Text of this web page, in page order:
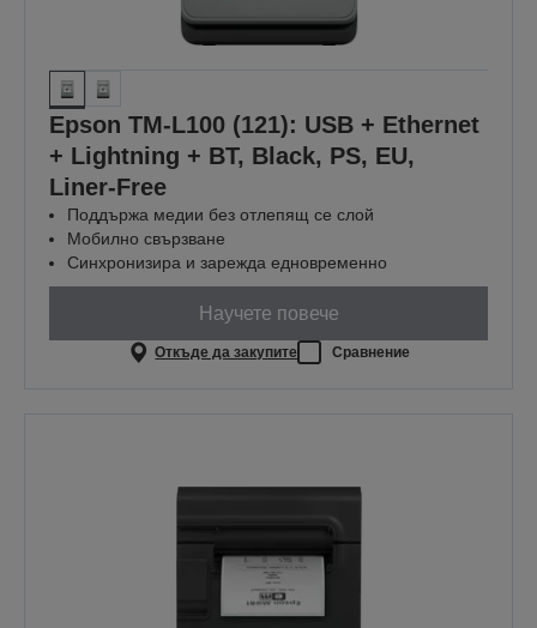
Epson TM-L100 (121): USB + Ethernet
+ Lightning + BT, Black, PS, EU,
Liner-Free
Поддържа медии без отлепящ се слой
Мобилно свързване
Синхронизира и зарежда едновременно
Научете повече
Откъде да закупите Сравнение